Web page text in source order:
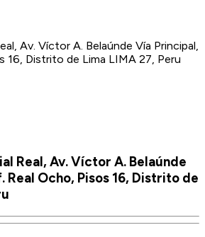
Av. Víctor A. Belaúnde Vía Principal,
16, Distrito de Lima LIMA 27, Peru
Real, Av. Víctor A. Belaúnde
Real Ocho, Pisos 16, Distrito de